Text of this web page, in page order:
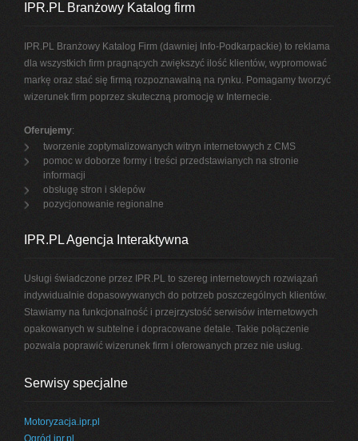
IPR.PL Branżowy Katalog firm
IPR.PL Branżowy Katalog Firm (dawniej Info-Podkarpackie) to reklama
dla wszystkich firm pragnących zwiększyć ilość klientów, wypromować
markę oraz stać się firmą rozpoznawalną na rynku. Pomagamy tworzyć
wizerunek firm poprzez skuteczną promocję w Internecie.
Oferujemy:
tworzenie zoptymalizowanych witryn internetowych z CMS
pomoc w doborze formy i treści przedstawianych na stronie
informacji
obsługę stron i sklepów
pozycjonowanie regionalne
IPR.PL Agencja Interaktywna
Usługi świadczone przez IPR.PL to szereg internetowych rozwiązań
indywidualnie dopasowywanych do potrzeb poszczególnych klientów.
Stawiamy na funkcjonalność i przejrzystość serwisów internetowych
opakowanych w subtelne i dopracowane detale. Takie połączenie
pozwala poprawić wizerunek firm i oferowanych przez nie usług.
Serwisy specjalne
Motoryzacja.ipr.pl
Ogród.ipr.pl